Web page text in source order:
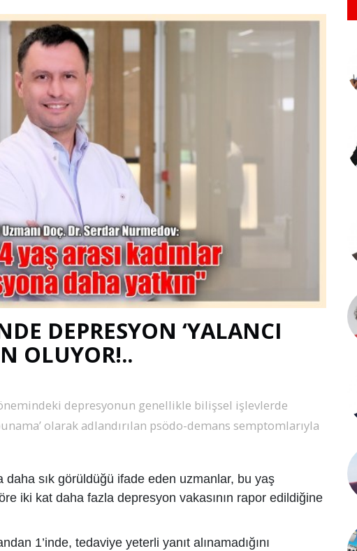
DEPRESYON ‘YALANCI
OLUYOR!..
depresyonun genellikle bilişsel işlevlerde
olarak adlandırılan psödo-demans semptomlarıyla
daha sık görüldüğü ifade eden uzmanlar, bu yaş
iki kat daha fazla depresyon vakasının rapor edildiğine
1’inde, tedaviye yeterli yanıt alınamadığını